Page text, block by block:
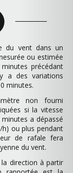
du vent dans un
ou estimée
précédant
a des variations
minutes.
non fourni
si la vitesse
a dépassé
ou plus pendant
de rafale fera
du vent.
direction à partir